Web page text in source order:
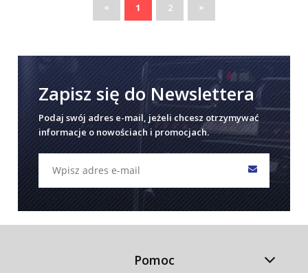
« 1 2 »
Zapisz się do Newslettera
Podaj swój adres e-mail, jeżeli chcesz otrzymywać
informacje o nowościach i promocjach.
Pomoc